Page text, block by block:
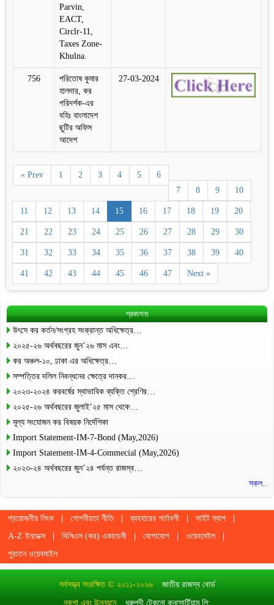
Parvin,
EACT,
Circlr-11,
Taxes Zone-
Khulna.
756
পরিতোষ কুমার
হালদার, কর
পরিদর্শক-এর
বহিঃ বাংলাদেশ
ছুটির অফিস
আদেশ
27-03-2024
« Prev 1 2 3 4 5
6
7
8 9 10
11 12 13 14 15 16 17 18 19 20
21 22 23 24 25 26 27 28 29 30
31 32 33 34 35 36 37 38 39 40
41 42 43 44 45 46 47 Next »
প্রকাশনা
উৎসে কর কর্তন/সংগ্রহ সংক্রান্ত অধিক্ষেত্র…
২০২৫-২৬ অর্থবছরের জুন’২৬ মাস এবং…
কর অঞ্চল-১০, ঢাকা এর অধিক্ষেত্র…
সম্পত্তির দলিল নিবন্ধনের ক্ষেত্রে দানকর…
২০২৩-২০২৪ করবর্ষের স্বাভাবিক ব্যক্তি শ্রেণির…
২০২৫-২৬ অর্থবছরের জুলাই’২৫ মাস থেকে…
মূল্য সংযোজন কর বিষয়ক নির্দেশিকা
Import Statement-IM-7-Bond (May,2026)
Import Statement-IM-4-Commecial (May,2026)
২০২৩-২৪ অর্থবছরের জুন’২৪ পর্যন্ত রাজস্ব…
সকল..
প্রয়োজনীয় লিংক গোপনীয়তা নীতি ব্যবহারের শর্তাবলী
সাইট ম্যাপ
A-Z ইনডেক্স
বিসিএস (কর) একাডেমী যোগাযোগ
ওয়েবমেইল
পুরাতন ওয়েবমাইল
সর্বসত্ত্ব সংরক্ষিত © ২০১১-২০২৬ জাতীয় রাজস্ব বোর্ড
নকশা এবং উন্নয়নে ধ্রুপদী টেকনো কনসোর্টিয়াম লি: